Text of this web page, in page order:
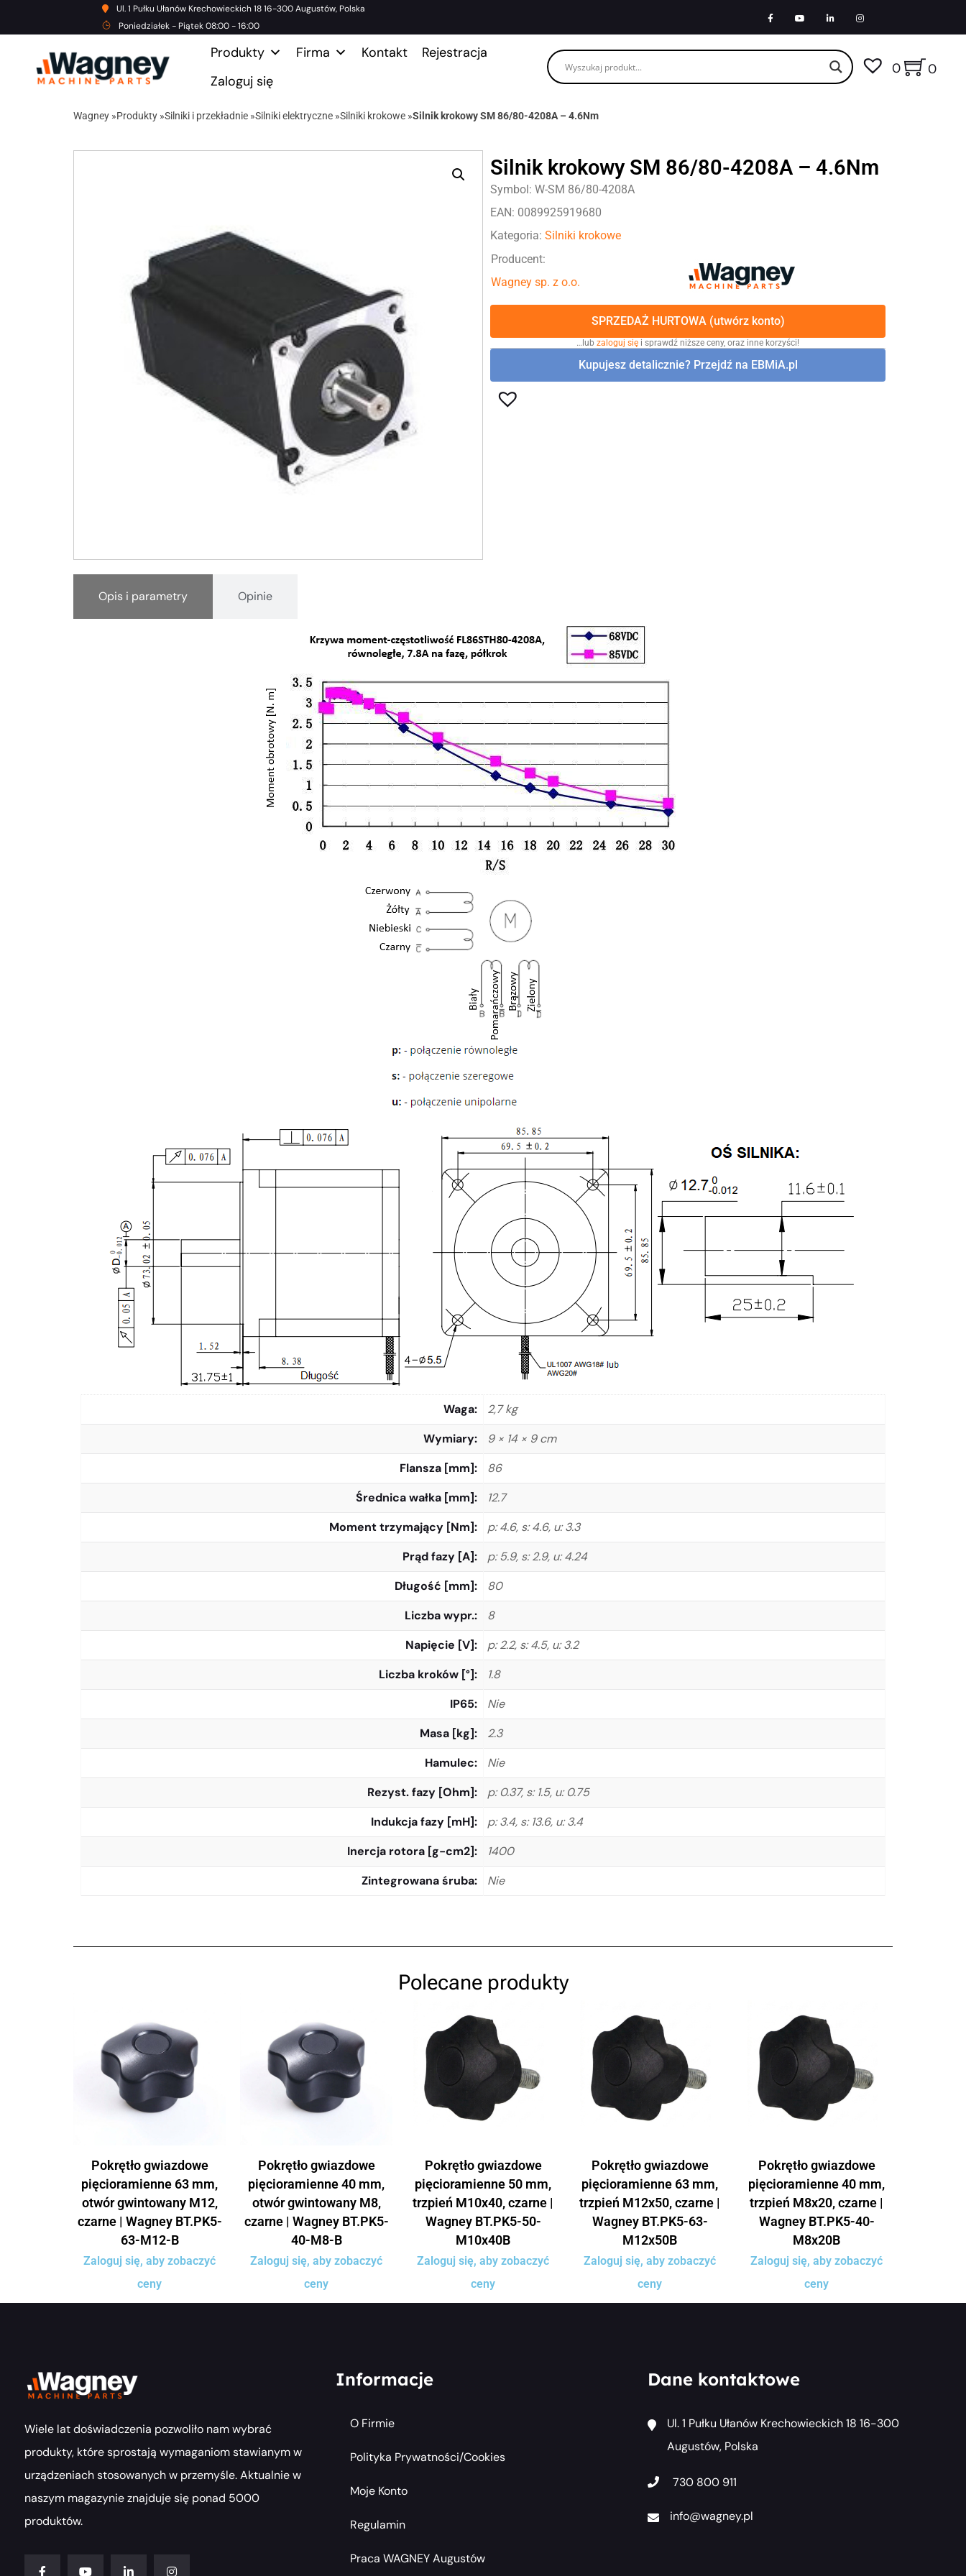
Ul. 1 Pułku Ułanów Krechowieckich 18 16-300 Augustów, Polska
Poniedziałek - Piątek 08:00 - 16:00
Produkty Firma Kontakt
Rejestracja
Zaloguj się
0 0
Wagney »Produkty »Silniki i przekładnie »Silniki elektryczne »Silniki krokowe »Silnik krokowy SM 86/80-4208A – 4.6Nm
Silnik krokowy SM 86/80-4208A – 4.6Nm
Symbol: W-SM 86/80-4208A
EAN: 0089925919680
Kategoria: Silniki krokowe
Producent:
Wagney sp. z o.o.
SPRZEDAŻ HURTOWA (utwórz konto)
…lub zaloguj się i sprawdź niższe ceny, oraz inne korzyści!
Kupujesz detalicznie? Przejdź na EBMiA.pl
Opis i parametry Opinie
Waga
2,7 kg
Wymiary
9 × 14 × 9 cm
Flansza [mm]
86
Średnica wałka [mm]
12.7
Moment trzymający [Nm]
p: 4.6, s: 4.6, u: 3.3
Prąd fazy [A]
p: 5.9, s: 2.9, u: 4.24
Długość [mm]
80
Liczba wypr.
8
Napięcie [V]
p: 2.2, s: 4.5, u: 3.2
Liczba kroków [°]
1.8
IP65
Nie
Masa [kg]
2.3
Hamulec
Nie
Rezyst. fazy [Ohm]
p: 0.37, s: 1.5, u: 0.75
Indukcja fazy [mH]
p: 3.4, s: 13.6, u: 3.4
Inercja rotora [g-cm2]
1400
Zintegrowana śruba
Nie
Polecane produkty
Pokrętło gwiazdowe
pięcioramienne 63 mm,
otwór gwintowany M12,
czarne | Wagney BT.PK5-
63-M12-B
Zaloguj się, aby zobaczyć
ceny
Pokrętło gwiazdowe
pięcioramienne 40 mm,
otwór gwintowany M8,
czarne | Wagney BT.PK5-
40-M8-B
Zaloguj się, aby zobaczyć
ceny
Pokrętło gwiazdowe
pięcioramienne 50 mm,
trzpień M10x40, czarne |
Wagney BT.PK5-50-
M10x40B
Zaloguj się, aby zobaczyć
ceny
Pokrętło gwiazdowe
pięcioramienne 63 mm,
trzpień M12x50, czarne |
Wagney BT.PK5-63-
M12x50B
Zaloguj się, aby zobaczyć
ceny
Pokrętło gwiazdowe
pięcioramienne 40 mm,
trzpień M8x20, czarne |
Wagney BT.PK5-40-
M8x20B
Zaloguj się, aby zobaczyć
ceny
Wiele lat doświadczenia pozwoliło nam wybrać
produkty, które sprostają wymaganiom stawianym w
urządzeniach stosowanych w przemyśle. Aktualnie w
naszym magazynie znajduje się ponad 5000
produktów.
Informacje
O Firmie
Polityka Prywatności/cookies
Moje Konto
Regulamin
Praca WAGNEY Augustów
Dane kontaktowe
Ul. 1 Pułku Ułanów Krechowieckich 18 16-300
Augustów, Polska
730 800 911
info@wagney.pl